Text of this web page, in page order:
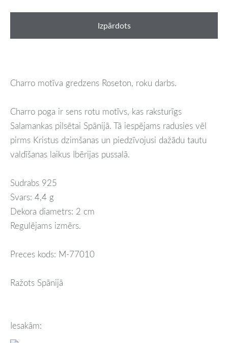
Izpārdots
Charro motīva gredzens Roseton, roku darbs.
Charro poga ir sens rotu motīvs, kas raksturīgs
Salamankas pilsētai Spānijā. Tā iespējams radusies vēl
pirms Kristus dzimšanas un piedzīvojusi dažādu tautu
valdīšanas laikus Ibērijas pussalā.
Sudrabs 925
Svars: 4,4 g
Dekora diametrs: 2 cm
Regulējams izmērs.
Preces kods: M-77010
Ražots Spānijā
Iesakām: